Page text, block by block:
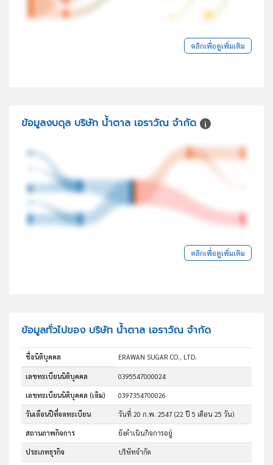
คลิกเพื่อดูเพิ่มเติม
ข้อมูลงบดุล บริษัท น้ำตาล เอราวัณ จำกัด
คลิกเพื่อดูเพิ่มเติม
ข้อมูลทั่วไปของ บริษัท น้ำตาล เอราวัณ จำกัด
ชื่อนิติบุคคล ERAWAN SUGAR CO., LTD.
เลขทะเบียนนิติบุคคล 0395547000024
เลขทะเบียนนิติบุคคล (เดิม) 0397354700026
วันเดือนปีที่จดทะเบียน วันที่ 20 ก.พ. 2547(22 ปี 5 เดือน 25 วัน)
สถานภาพกิจการ ยังดำเนินกิจการอยู่
ประเภทธุรกิจ บริษัทจำกัด